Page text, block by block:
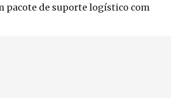
pacote de suporte logístico com